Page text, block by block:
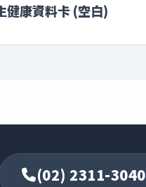
健康資料卡 (空白)
(02) 2311-3040